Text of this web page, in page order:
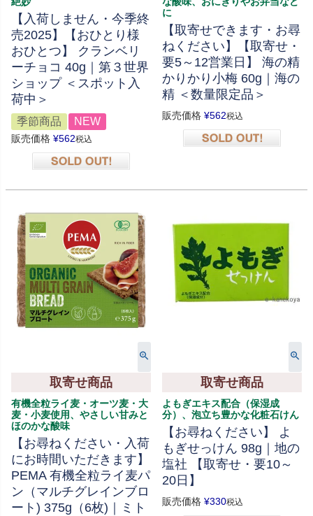
【入荷しません・今季終
売2025】【おひとり様
おひとつ】 クランベリ
ーチョコ 40g｜第３世界
ショップ ＜スポット入
荷中＞
季節商品 NEW
販売価格 ¥562税込
に
【取寄せできます・お尋
ねください】【取寄せ・
要5～12営業日】 海の精
かりかり小梅 60g｜海の
精 ＜数量限定品＞
販売価格 ¥562税込
取寄せ商品
有機全粒ライ麦・オーツ麦・大
麦・小麦使用、やさしい甘みと
ほのかな酸味
【お尋ねください・入荷
にお時間いただきます】
PEMA 有機全粒ライ麦パ
ン（マルチグレインブロ
ート) 375g（6枚)｜ミト
取寄せ商品
よもぎエキス配合（保湿成
分）、泡立ち豊かな化粧石けん
【お尋ねください】 よ
もぎせっけん 98g｜地の
塩社 【取寄せ・要10～
20日】
販売価格 ¥330税込